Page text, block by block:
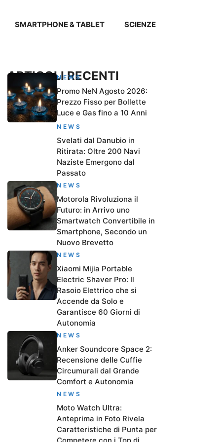
SMARTPHONE & TABLET SCIENZE
ARTICOLI RECENTI
NEWS
Promo NeN Agosto 2026:
Prezzo Fisso per Bollette
Luce e Gas fino a 10 Anni
NEWS
Svelati dal Danubio in
Ritirata: Oltre 200 Navi
Naziste Emergono dal
Passato
NEWS
Motorola Rivoluziona il
Futuro: in Arrivo uno
Smartwatch Convertibile in
Smartphone, Secondo un
Nuovo Brevetto
NEWS
Xiaomi Mijia Portable
Electric Shaver Pro: Il
Rasoio Elettrico che si
Accende da Solo e
Garantisce 60 Giorni di
Autonomia
NEWS
Anker Soundcore Space 2:
Recensione delle Cuffie
Circumurali dal Grande
Comfort e Autonomia
NEWS
Moto Watch Ultra:
Anteprima in Foto Rivela
Caratteristiche di Punta per